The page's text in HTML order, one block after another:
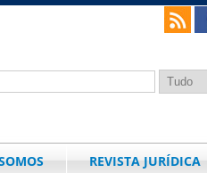
REVISTA JURÍDICA